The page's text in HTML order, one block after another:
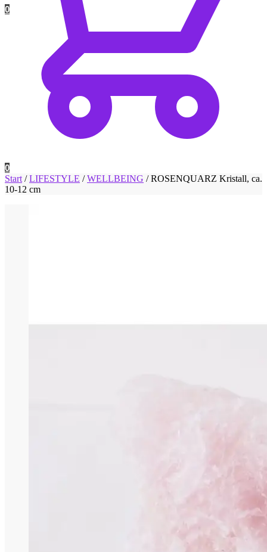
0
0
Start /LIFESTYLE /WELLBEING /ROSENQUARZ Kristall, ca.
10-12 cm